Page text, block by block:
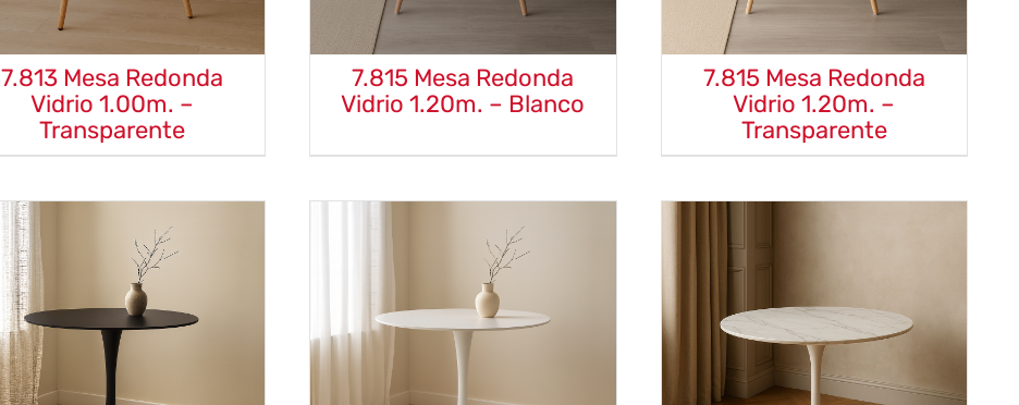
7.813 Mesa Redonda
Vidrio 1.00m. –
Transparente
7.815 Mesa Redonda
Vidrio 1.20m. – Blanco
7.815 Mesa Redonda
Vidrio 1.20m. –
Transparente